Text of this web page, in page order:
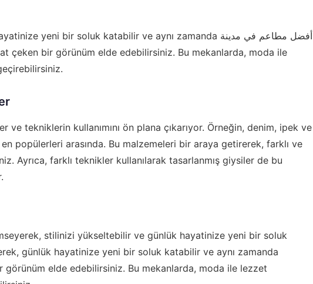
yeni bir soluk katabilir ve aynı zamanda أفضل مطاعم في مدينة
çeken bir görünüm elde edebilirsiniz. Bu mekanlarda, moda ile
ve tekniklerin kullanımını ön plana çıkarıyor. Örneğin, denim, ipek ve
popülerleri arasında. Bu malzemeleri bir araya getirerek, farklı ve
Ayrıca, farklı teknikler kullanılarak tasarlanmış giysiler de bu
stilinizi yükseltebilir ve günlük hayatinize yeni bir soluk
günlük hayatinize yeni bir soluk katabilir ve aynı zamanda
elde edebilirsiniz. Bu mekanlarda, moda ile lezzet